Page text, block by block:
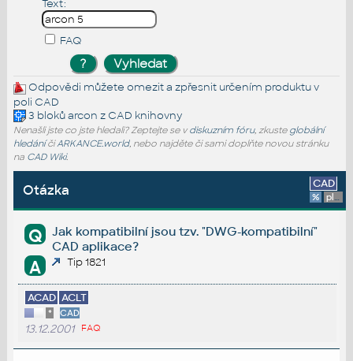
Text:
FAQ
Odpovědi můžete omezit a zpřesnit určením produktu v
poli CAD
3 blokůarcon z CAD knihovny
Nenašli jste co jste hledali? Zeptejte se v diskuzním fóru, zkuste globální
hledáníčiARKANCE.world, nebo najděte či sami doplňte novou stránku
na CAD Wiki.
Otázka CAD
% platforma
Q
Jak kompatibilní jsou tzv. "DWG-kompatibilní"
CAD aplikace?
A Tip 1821
ACAD ACLT
* CAD
13.12.2001 FAQ